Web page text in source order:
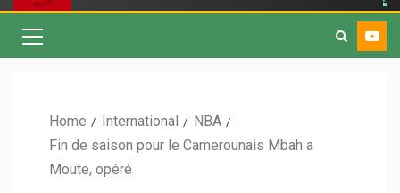
Home International
NBA
Fin de saison pour le Camerounais Mbah a
Moute, opéré